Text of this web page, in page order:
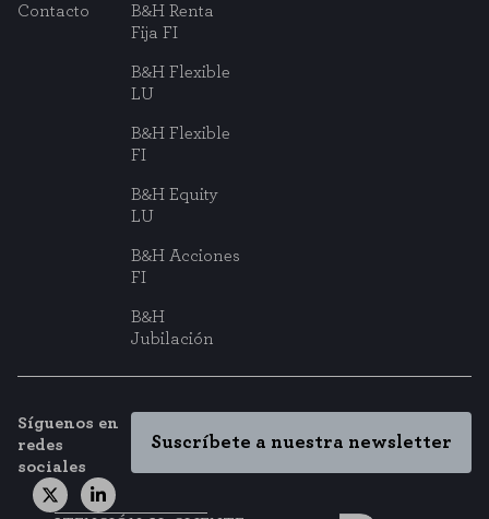
Contacto
B&H Renta
Fija FI
B&H Flexible
LU
B&H Flexible
FI
B&H Equity
LU
B&H Acciones
FI
B&H
Jubilación
Síguenos en
redes
sociales
Suscríbete a nuestra newsletter